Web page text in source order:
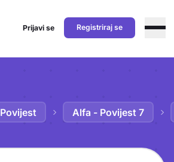
Prijavi se Registriraj se
Povijest Alfa - Povijest 7